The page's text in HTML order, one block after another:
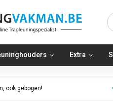
Extra
ook gebogen!